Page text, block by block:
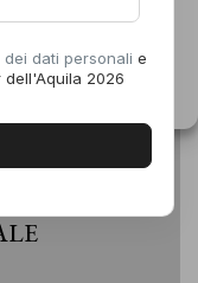
sulla Privacy
dati personali e
2026